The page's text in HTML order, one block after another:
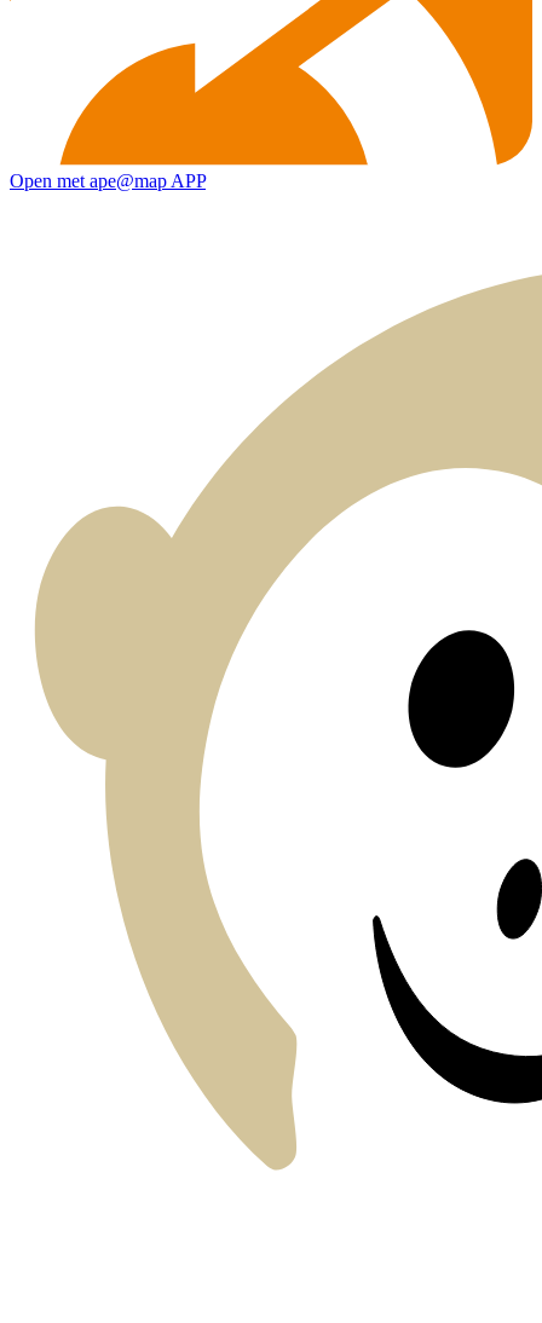
Open met ape@map APP